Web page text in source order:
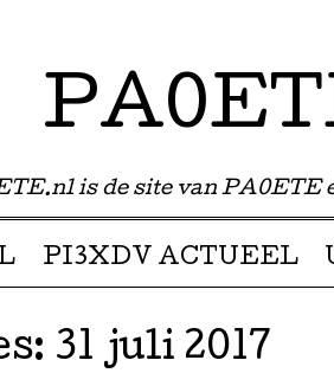
is de site van PA0ETE
PI3XDV ACTUEEL
31 juli 2017